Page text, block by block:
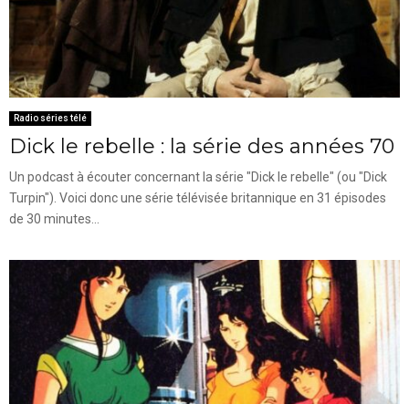
Radio séries télé
Dick le rebelle : la série des années 70
Un podcast à écouter concernant la série "Dick le rebelle" (ou "Dick
Turpin"). Voici donc une série télévisée britannique en 31 épisodes
de 30 minutes...